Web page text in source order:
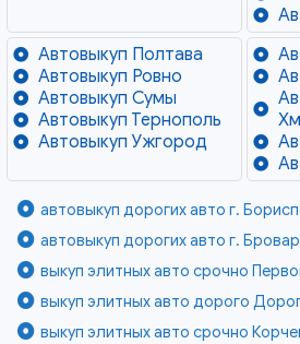
Автовыкуп Полтава
Автовыкуп Ровно
Автовыкуп Сумы
Автовыкуп Тернополь
Автовыкуп Ужгород
автовыкуп дорогих авто г.
автовыкуп дорогих авто г.
выкуп элитных авто срочно
выкуп элитных авто дорого
выкуп элитных авто срочно